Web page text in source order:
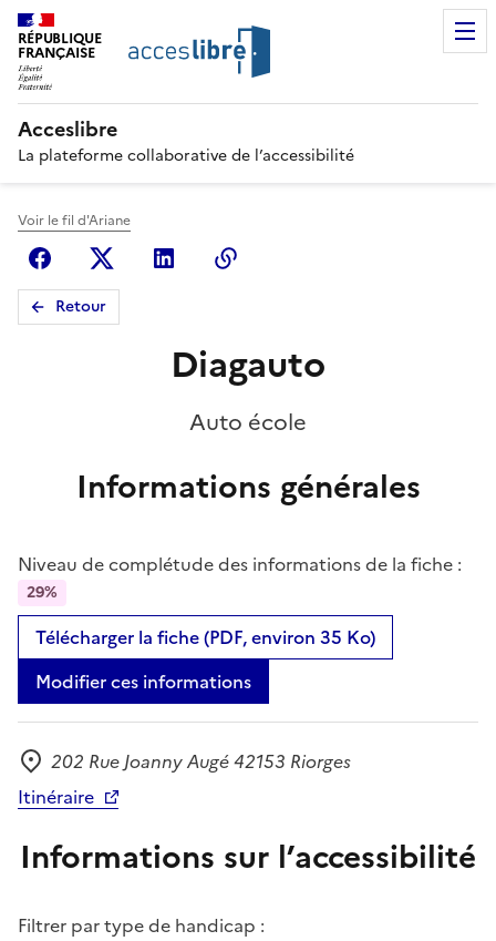
RÉPUBLIQUE
FRANÇAISE
Acceslibre
La plateforme collaborative de l’accessibilité
Voir le fil d'Ariane
FacebookX (anciennement Twitter)
Linkedin
Retour
Diagauto
Auto école
Informations générales
Niveau de complétude des informations de la fiche :
29%
Télécharger la fiche (PDF, environ 35 Ko)
Modifier ces informations
Adresse
202 Rue Joanny Augé 42153 Riorges
Itinéraire
Informations sur l’accessibilité
Filtrer par type de handicap :